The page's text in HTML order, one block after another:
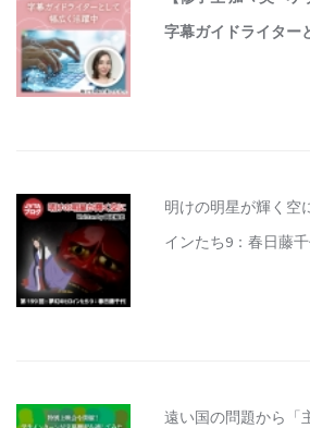
字幕ガイドライター
明けの明星が輝く空
インたち9：春日藤
遠い国の問題から「